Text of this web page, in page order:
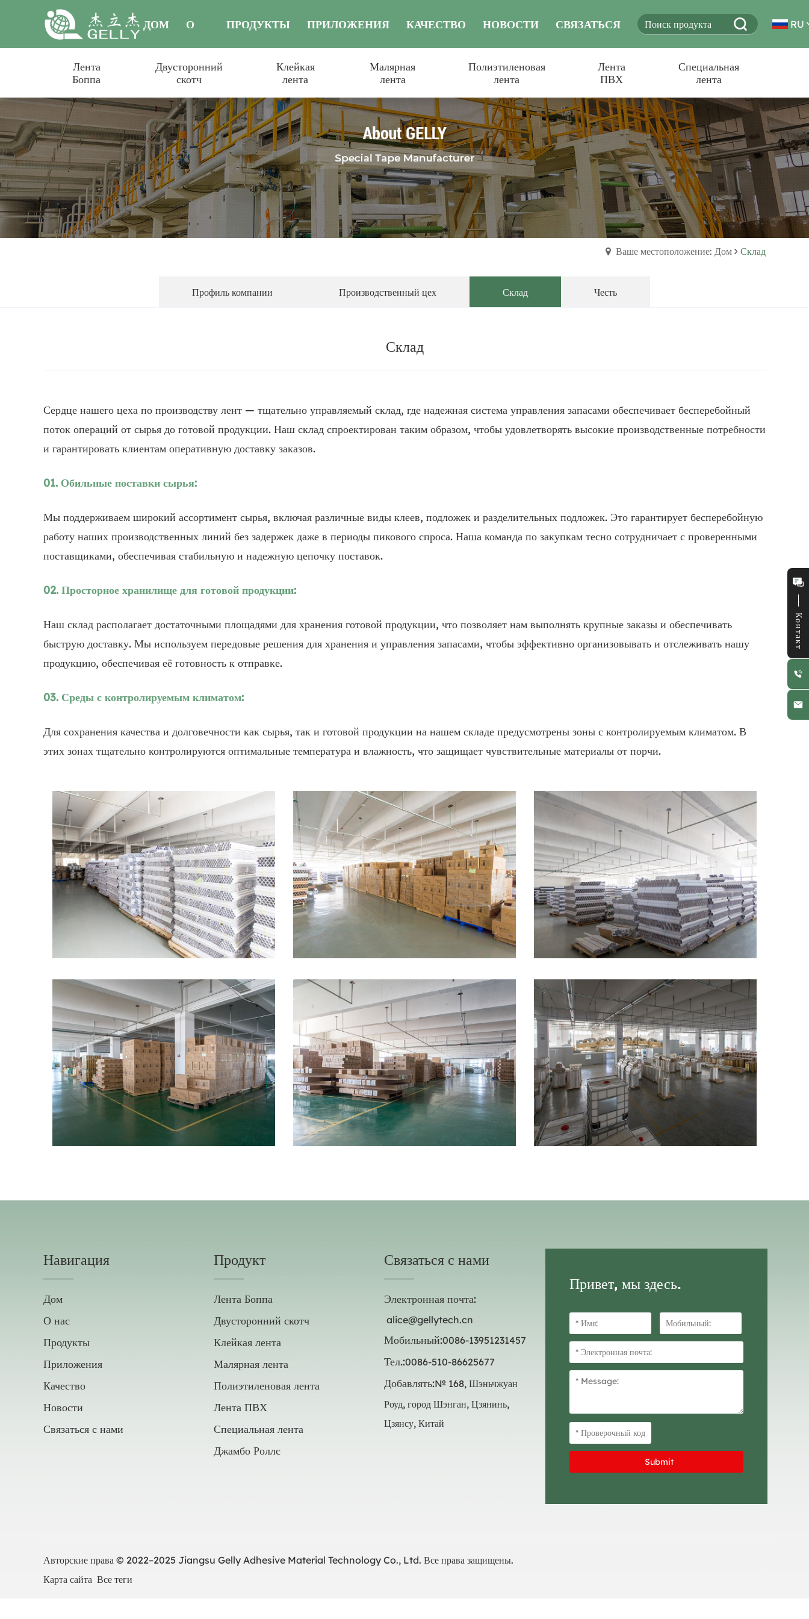
ДОМ О
НАС
ПРОДУКТЫ ПРИЛОЖЕНИЯ КАЧЕСТВО НОВОСТИ СВЯЗАТЬСЯ
С НАМИ
RU
Лента
Боппа
Двусторонний
скотч
Клейкая
лента
Малярная
лента
Полиэтиленовая
лента
Лента
ПВХ
Специальная
лента
Ваше местоположение: Дом Склад
Профиль компании Производственный цех Склад Честь
Склад
Сердце нашего цеха по производству лент — тщательно управляемый склад, где надежная система управления запасами обеспечивает бесперебойный
поток операций от сырья до готовой продукции. Наш склад спроектирован таким образом, чтобы удовлетворять высокие производственные потребности
и гарантировать клиентам оперативную доставку заказов.
01. Обильные поставки сырья:
Мы поддерживаем широкий ассортимент сырья, включая различные виды клеев, подложек и разделительных подложек. Это гарантирует бесперебойную
работу наших производственных линий без задержек даже в периоды пикового спроса. Наша команда по закупкам тесно сотрудничает с проверенными
поставщиками, обеспечивая стабильную и надежную цепочку поставок.
02. Просторное хранилище для готовой продукции:
Наш склад располагает достаточными площадями для хранения готовой продукции, что позволяет нам выполнять крупные заказы и обеспечивать
быструю доставку. Мы используем передовые решения для хранения и управления запасами, чтобы эффективно организовывать и отслеживать нашу
продукцию, обеспечивая её готовность к отправке.
03. Среды с контролируемым климатом:
Для сохранения качества и долговечности как сырья, так и готовой продукции на нашем складе предусмотрены зоны с контролируемым климатом. В
этих зонах тщательно контролируются оптимальные температура и влажность, что защищает чувствительные материалы от порчи.
Навигация
Дом
О нас
Продукты
Приложения
Качество
Новости
Связаться с нами
Продукт
Лента Боппа
Двусторонний скотч
Клейкая лента
Малярная лента
Полиэтиленовая лента
Лента ПВХ
Специальная лента
Джамбо Роллс
Связаться с нами
Электронная почта:
alice@gellytech.cn
Мобильный:0086-13951231457
Тел.:0086-510-86625677
Добавлять:№ 168, Шэньчжуан
Роуд, город Шэнган, Цзянинь,
Цзянсу, Китай
Привет, мы здесь.
Авторские права © 2022–2025 Jiangsu Gelly Adhesive Material Technology Co., Ltd. Все права защищены.
Карта сайта Все теги
Контакт